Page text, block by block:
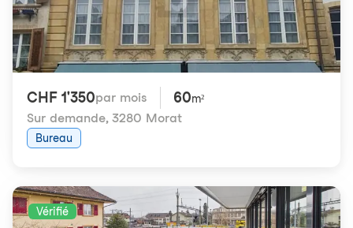
CHF 1'350par mois 60m²
Sur demande, 3280 Morat
Bureau
Vérifié